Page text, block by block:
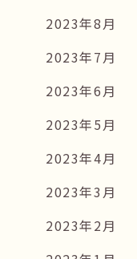
2023年8月
2023年7月
2023年6月
2023年5月
2023年4月
2023年3月
2023年2月